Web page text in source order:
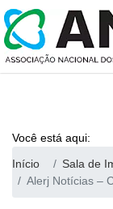
Você está aqui:
Início
Sala de
Alerj Notícias –